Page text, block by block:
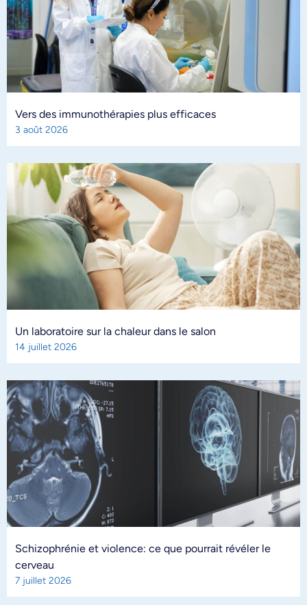
Vers des immunothérapies plus efficaces
3 août 2026
Un laboratoire sur la chaleur dans le salon
14 juillet 2026
Schizophrénie et violence: ce que pourrait révéler le
cerveau
7 juillet 2026